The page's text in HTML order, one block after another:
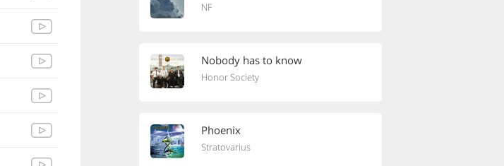
NF
Nobody has to know
Honor Society
Phoenix
Stratovarius